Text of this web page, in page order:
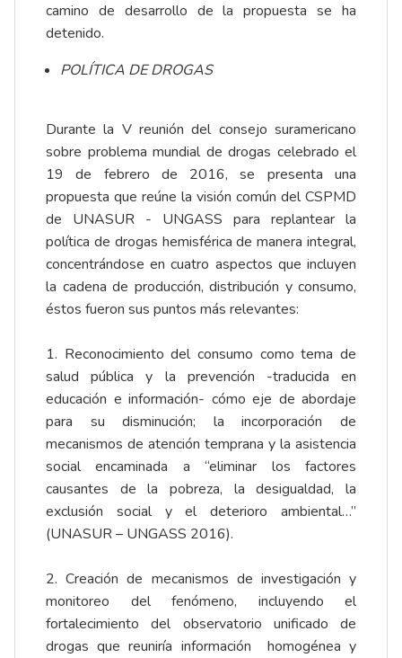
camino de desarrollo de la propuesta se ha
detenido.
POLÍTICA DE DROGAS
Durante la V reunión del consejo suramericano
sobre problema mundial de drogas celebrado el
19 de febrero de 2016, se presenta una
propuesta que reúne la visión común del CSPMD
de UNASUR - UNGASS para replantear la
política de drogas hemisférica de manera integral,
concentrándose en cuatro aspectos que incluyen
la cadena de producción, distribución y consumo,
éstos fueron sus puntos más relevantes:
1. Reconocimiento del consumo como tema de
salud pública y la prevención -traducida en
educación e información- cómo eje de abordaje
para su disminución; la incorporación de
mecanismos de atención temprana y la asistencia
social encaminada a “eliminar los factores
causantes de la pobreza, la desigualdad, la
exclusión social y el deterioro ambiental…”
(UNASUR – UNGASS 2016).
2. Creación de mecanismos de investigación y
monitoreo del fenómeno, incluyendo el
fortalecimiento del observatorio unificado de
drogas que reuniría información homogénea y